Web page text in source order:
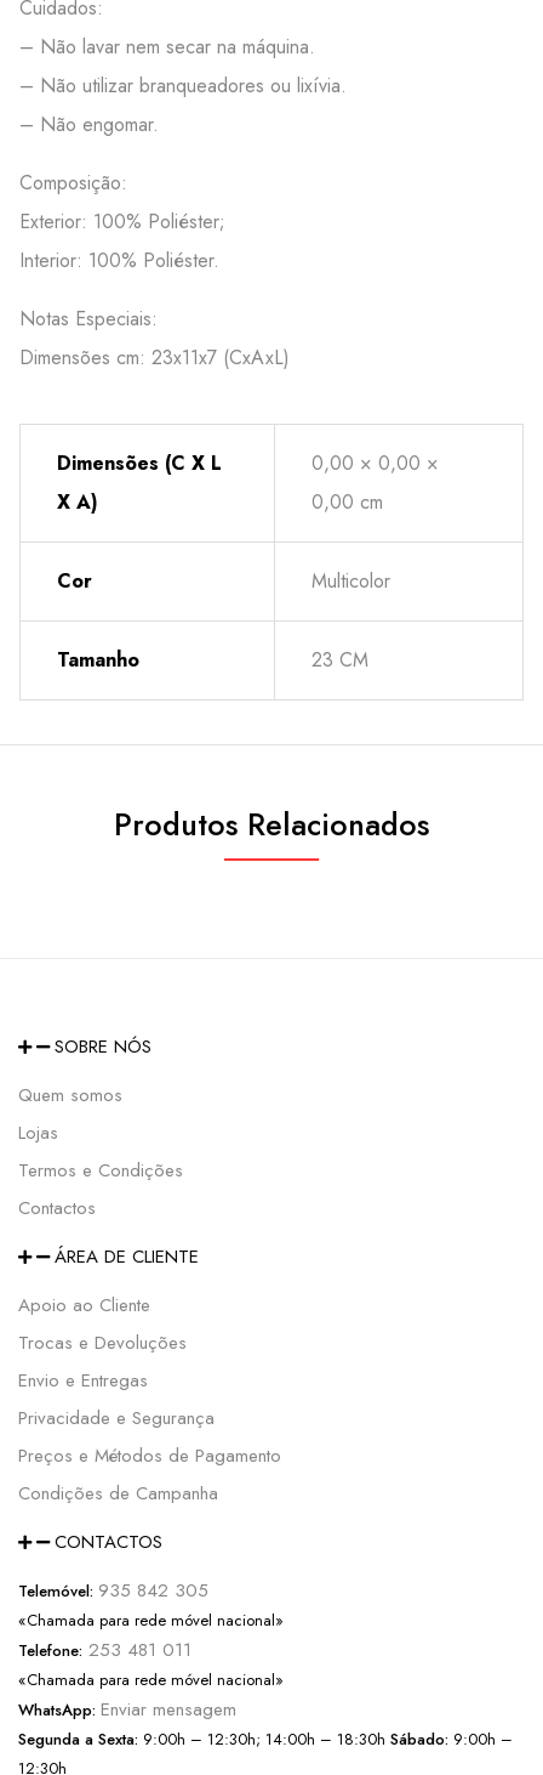
Cuidados:
– Não lavar nem secar na máquina.
– Não utilizar branqueadores ou lixívia.
– Não engomar.
Composição:
Exterior: 100% Poliéster;
Interior: 100% Poliéster.
Notas Especiais:
Dimensões cm: 23x11x7 (CxAxL)
Dimensões (C X L
X A)
0,00 × 0,00 ×
0,00 cm
Cor Multicolor
Tamanho 23 CM
Produtos Relacionados
SOBRE NÓS
Quem somos
Lojas
Termos e Condições
Contactos
ÁREA DE CLIENTE
Apoio ao Cliente
Trocas e Devoluções
Envio e Entregas
Privacidade e Segurança
Preços e Métodos de Pagamento
Condições de Campanha
CONTACTOS
Telemóvel: 935 842 305
«Chamada para rede móvel nacional»
Telefone: 253 481 011
«Chamada para rede móvel nacional»
WhatsApp: Enviar mensagem
Segunda a Sexta: 9:00h – 12:30h; 14:00h – 18:30h Sábado: 9:00h –
12:30h